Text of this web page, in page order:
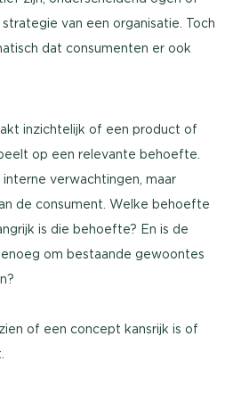
van een organisatie. Toch
dat consumenten er ook
inzichtelijk of een product of
op een relevante behoefte.
verwachtingen, maar
de consument. Welke behoefte
is die behoefte? En is de
om bestaande gewoontes
of een concept kansrijk is of